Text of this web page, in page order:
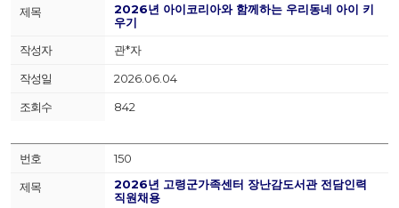
2026년 아이코리아와 함께하는 우리동네 아이 키
우기
관*자
2026.06.04
842
150
2026년 고령군가족센터 장난감도서관 전담인력
직원채용